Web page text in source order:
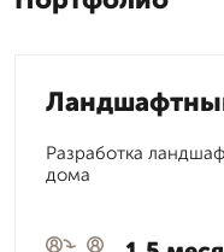
Разработка
дома